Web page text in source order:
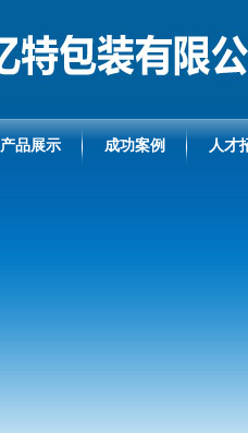
产品展示 成功案例 人才